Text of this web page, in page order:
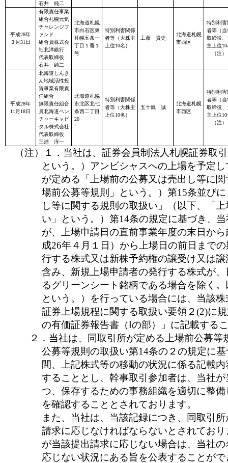
石井 純二
平成28年
３月31日
有限責任事業
組合札幌元気
チャレンジフ
ァンド
組合員株式会
社北洋銀行
代表取締役
石井 純二
北海道札幌
市白石区東
札幌五条一
丁目１番１
号
特別利害関係
者等（大株主
上位10名）
工藤 貴史
北海道札幌
市西区
特別利害
者等（当
取締役、
主上位10
（注
平成28年
11月18日
北海道しんき
ん地域活性投
資事業有限責
任組合
無限責任組合
員北海道ベン
チャーキャピ
タル株式会社
代表取締役
三浦 淳一
北海道札幌
市北区北七
条西二丁目
20
特別利害関係
者等（大株主
上位10名）
五十嵐 誠
北海道札幌
市西区
特別利害
者等（当
取締役、
主上位10
（注
（注）１．当社は、証券会員制法人札幌証券取
という。）アンビシャスへの上場を予定
が定める「上場前の公募又は売出し等に
場前公募等規則」という。）第15条並び
し等に関する規則の取扱い」（以下、「
い」という。）第14条の規定に基づき、
が、上場申請日の直前事業年度の末日か
成26年４月１日）から上場日の前日まで
行する株式又は新株予約権の譲受け又は
含み、新規上場申請者の発行する株式が
るグリーンシート銘柄である場合を除く
という。）を行っている場合には、当該
証券上場規程に関する取扱い要領２(2)に
の有価証券報告書（Ⅰの部）」に記載する
２．当社は、同取引所が定める上場前公募等
公募等規則の取扱い第14条の２の規定に
間、上記株式等の移動の状況に係る記載
することとし、幹事取引参加者は、当社
つ、保存するための事務組織を適切に整
を確認することとされております。
また、当社は、当該記録につき、同取引
請求に応じなければならないとされてお
が当該提出請求に応じない場合は、当社
応じない状況にある旨を公表することが